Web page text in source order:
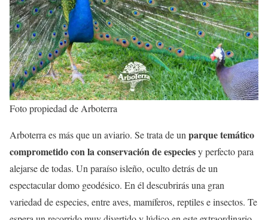
Foto propiedad de Arboterra
Arboterra es más que un aviario. Se trata de un parque temático
comprometido con la conservación de especiesy perfecto para
alejarse de todas. Un paraíso isleño, oculto detrás de un
espectacular domo geodésico. En él descubrirás una gran
variedad de especies, entre aves, mamíferos, reptiles e insectos. Te